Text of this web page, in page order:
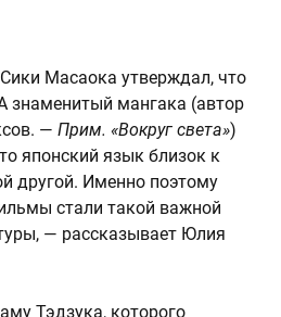
Масаока утверждал, что
знаменитый мангака (автор
— Прим. «Вокруг света»)
японский язык близок к
другой. Именно поэтому
стали такой важной
— рассказывает Юлия
Тэдзука, которого